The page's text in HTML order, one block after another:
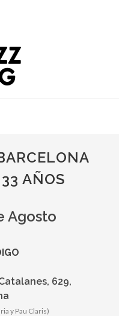
AÑOS
Agosto
629,
y Pau Claris)